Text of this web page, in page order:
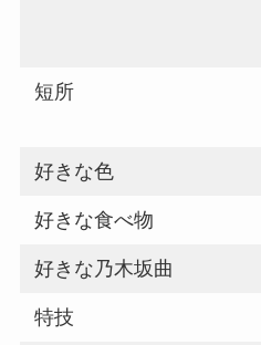
短所
好きな色
好きな食べ物
好きな乃木坂曲
特技